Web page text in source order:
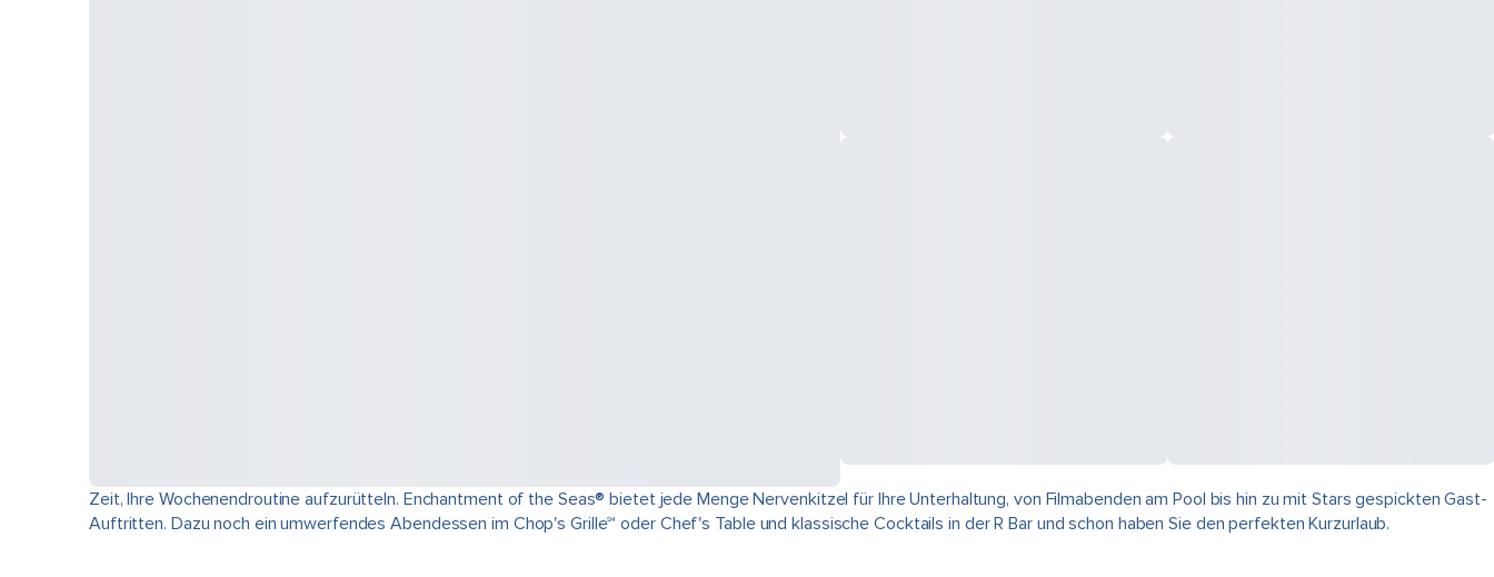
Zeit, Ihre Wochenendroutine aufzurütteln. Enchantment of the Seas® bietet jede Menge Nervenkitzel für Ihre Unterhaltung, von Filmabenden am Pool bis hin zu mit Stars gespickten Gast-
Auftritten. Dazu noch ein umwerfendes Abendessen im Chop's Grille℠ oder Chef's Table und klassische Cocktails in der R Bar und schon haben Sie den perfekten Kurzurlaub.